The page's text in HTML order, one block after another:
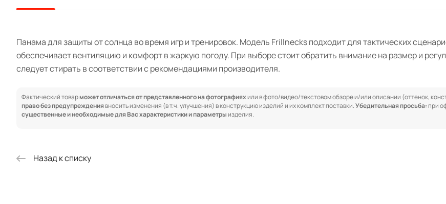
Панама для защиты от солнца во время игр и тренировок. Модель Frillnecks подходит для тактических
обеспечивает вентиляцию и комфорт в жаркую погоду. При выборе стоит обратить внимание на размер и
следует стирать в соответствии с рекомендациями производителя.
Фактический товарможет отличаться от представленного на фотографияхили в фото/видео/текстовом обзоре и/или описании (оттенок,
право без предупреждениявносить изменения (в т.ч. улучшения) в конструкцию изделий и их комплект поставки.Убедительная просьба:при
существенные и необходимые для Вас характеристики и параметрыизделия.
Назад к списку